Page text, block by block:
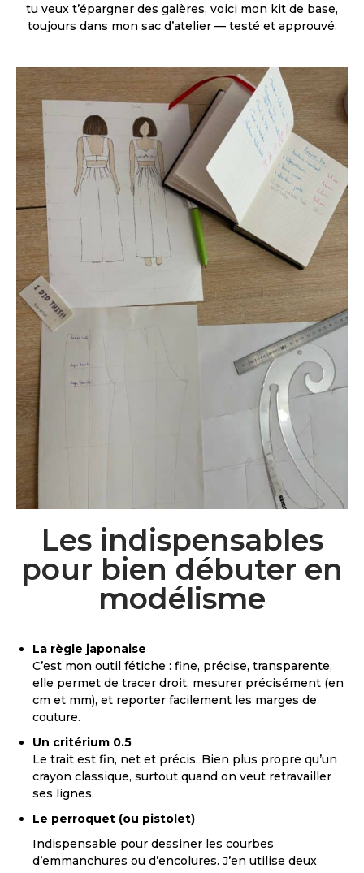
tu veux t’épargner des galères, voici mon kit de base,
toujours dans mon sac d’atelier — testé et approuvé.
Les indispensables
pour bien débuter en
modélisme
La règle japonaise
C’est mon outil fétiche : fine, précise, transparente,
elle permet de tracer droit, mesurer précisément (en
cm et mm), et reporter facilement les marges de
couture.
Un critérium 0.5
Le trait est fin, net et précis. Bien plus propre qu’un
crayon classique, surtout quand on veut retravailler
ses lignes.
Le perroquet (ou pistolet)
Indispensable pour dessiner les courbes
d’emmanchures ou d’encolures. J’en utilise deux